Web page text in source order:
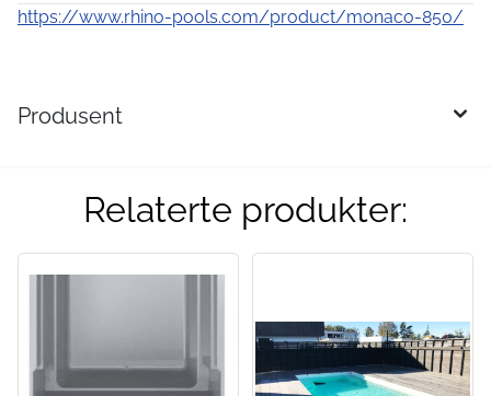
https://www.rhino-pools.com/product/monaco-850/
Produsent
Relaterte produkter: